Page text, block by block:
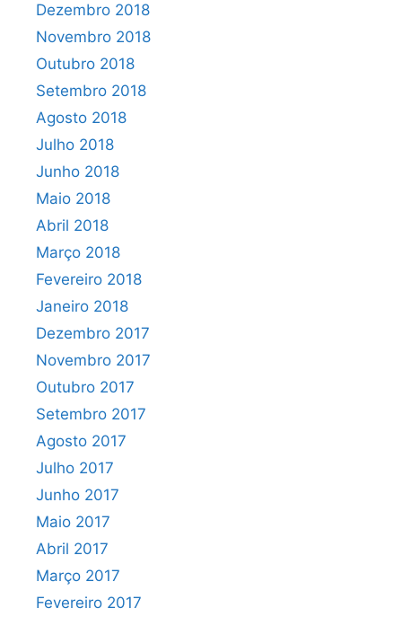
Dezembro 2018
Novembro 2018
Outubro 2018
Setembro 2018
Agosto 2018
Julho 2018
Junho 2018
Maio 2018
Abril 2018
Março 2018
Fevereiro 2018
Janeiro 2018
Dezembro 2017
Novembro 2017
Outubro 2017
Setembro 2017
Agosto 2017
Julho 2017
Junho 2017
Maio 2017
Abril 2017
Março 2017
Fevereiro 2017